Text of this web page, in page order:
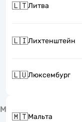
🇱🇹Литва
🇱🇮Лихтенштейн
🇱🇺Люксембург
М
🇲🇹Мальта